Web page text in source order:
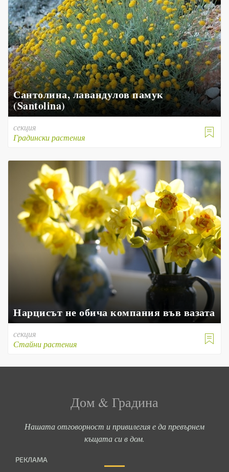
Сантолина, лавандулов памук
(Santolina)

секция
Градински растения
Нарцисът не обича компания във вазата

секция
Стайни растения
Дом & Градина
Нашата отговорност и привилегия е да превърнем
къщата си в дом.
РЕКЛАМА